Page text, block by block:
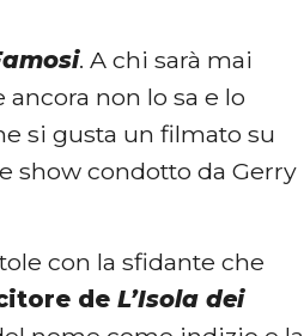
. A chi sarà mai
non lo sa e lo
si gusta un filmato su
show condotto da Gerry
con la sfidante che
deL’Isola dei